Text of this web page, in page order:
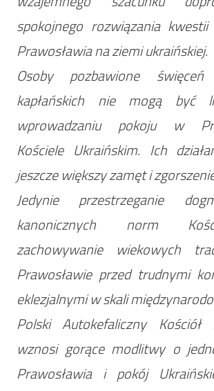
spokojnego rozwiązania kwestii
Prawosławia na ziemi ukraińskiej.
Osoby pozbawione
kapłańskich nie mogą być
wprowadzaniu pokoju w
Kościele Ukraińskim. Ich
jeszcze większy zamęt i
Jedynie przestrzeganie
kanonicznych norm
zachowywanie wiekowych
Prawosławie przed trudnymi
eklezjalnymi w skali
Polski Autokefaliczny Kościół
wznosi gorące modlitwy o
Prawosławia i pokój